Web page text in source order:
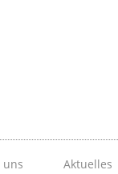
Aktuelles